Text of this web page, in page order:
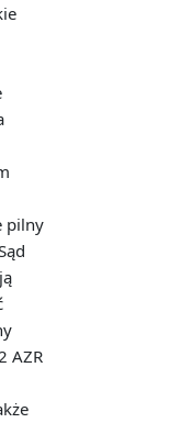
pilny
AZR